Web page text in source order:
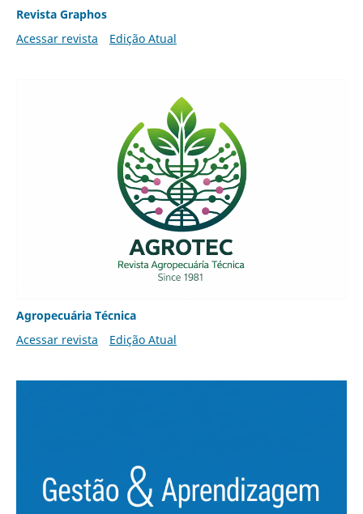
Revista Graphos
Acessar revista
Edição Atual
Agropecuária Técnica
Acessar revista
Edição Atual